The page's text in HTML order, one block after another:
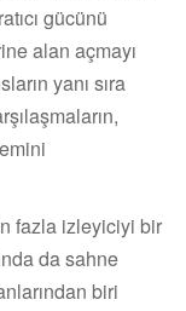
gücünü
alan açmayı
yanı sıra
fazla izleyiciyi bir
da sahne
biri